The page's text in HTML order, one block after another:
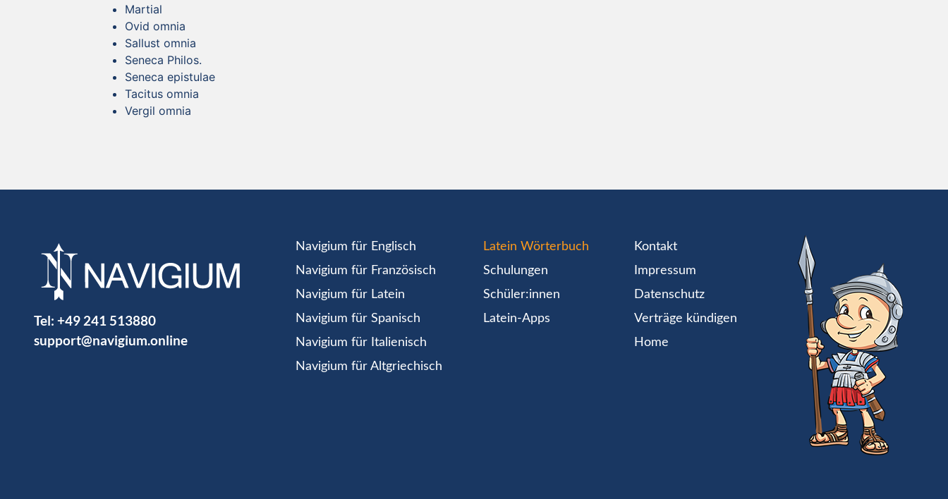
Martial
Ovid omnia
Sallust omnia
Seneca Philos.
Seneca epistulae
Tacitus omnia
Vergil omnia
Tel: +49 241 513880
support@navigium.online
Navigium für Englisch
Navigium für Französisch
Navigium für Latein
Navigium für Spanisch
Navigium für Italienisch
Navigium für Altgriechisch
Latein Wörterbuch
Schulungen
Schüler:innen
Latein-Apps
Kontakt
Impressum
Datenschutz
Verträge kündigen
Home